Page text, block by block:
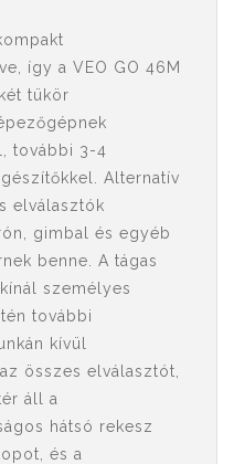
így a VEO GO 46M
tükör
további 3-4
Alternatív
elválasztók
gimbal és egyéb
benne. A tágas
személyes
további
kívül
összes elválasztót,
áll a
hátsó rekesz
és a